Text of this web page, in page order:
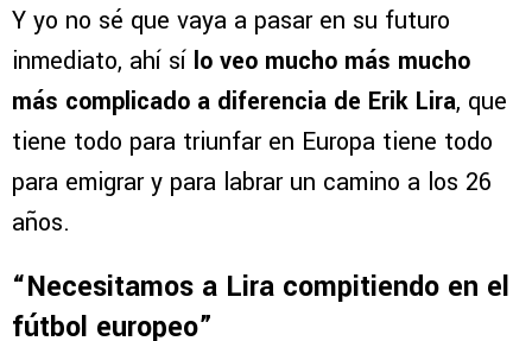
Y yo no sé que vaya a pasar en su futuro
inmediato, ahí sí lo veo mucho más mucho
más complicado a diferencia de Erik Lira, que
tiene todo para triunfar en Europa tiene todo
para emigrar y para labrar un camino a los 26
años.
“Necesitamos a Lira compitiendo en el
fútbol europeo”